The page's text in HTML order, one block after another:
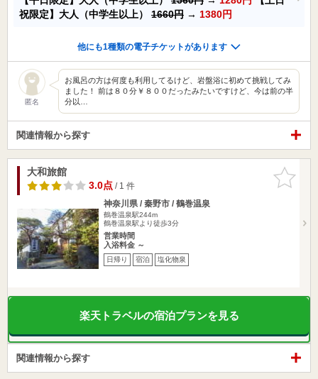
祝限定】大人（中学生以上） 1660円 → 1380円
他にも1種類の電子チケットがあります
匿名
お風呂の方は何度も利用してるけど、岩盤浴に初めて挑戦してみ
ました！ 前は８０分￥８００だったみたいですけど、今は前の半
分以…
関連情報から探す
お気に入
りに追加
大和旅館
3.0点/ 1 件
神奈川県 / 秦野市 / 鶴巻温泉
鶴巻温泉駅244m
鶴巻温泉駅より徒歩3分
営業時間
入浴料金 ～
日帰り 宿泊 塩化物泉
楽天トラベルの宿泊プランを見る
関連情報から探す